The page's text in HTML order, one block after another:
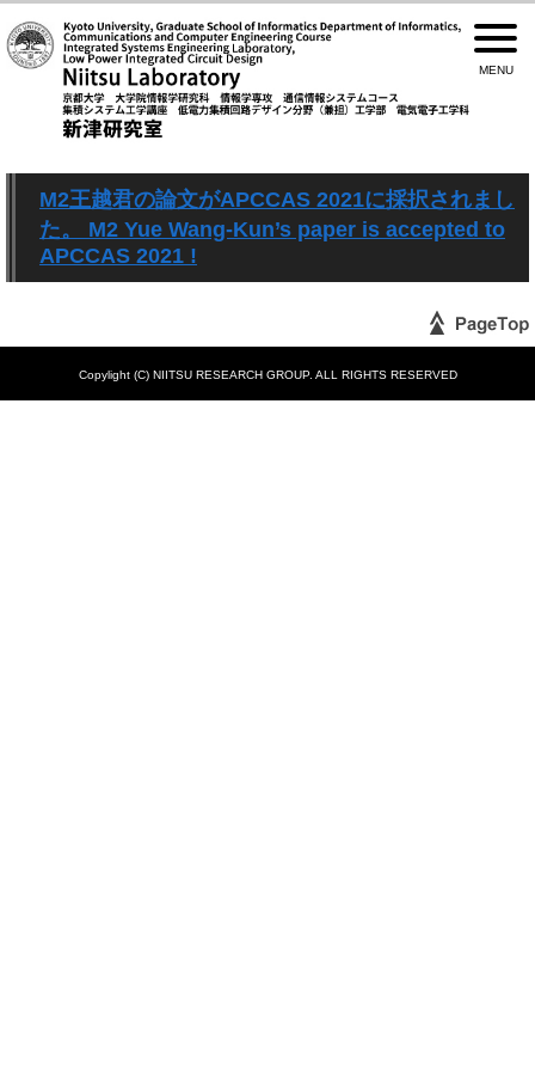
M2王越君の論文がAPCCAS 2021に採択されまし
た。 M2 Yue Wang-Kun’s paper is accepted to
APCCAS 2021 !
Copylight (C) NIITSU RESEARCH GROUP. ALL RIGHTS RESERVED